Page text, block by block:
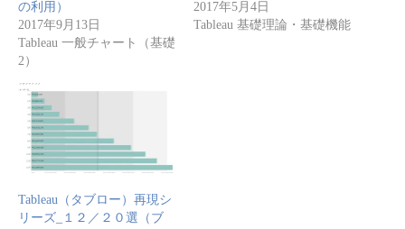
の利用）
2017年9月13日
Tableau 一般チャート（基礎
2）
2017年5月4日
Tableau 基礎理論・基礎機能
Tableau（タブロー）再現シ
リーズ_１２／２０選（ブ